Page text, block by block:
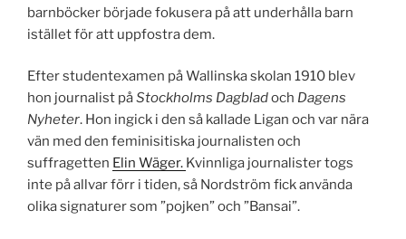
barnböcker började fokusera på att underhålla barn
istället för att uppfostra dem.
Efter studentexamen på Wallinska skolan 1910 blev
hon journalist påStockholms Dagbladoch Dagens
Nyheter. Hon ingick i den så kallade Ligan och var nära
vän med den feminisitiska journalisten och
suffragetten Elin Wäger. Kvinnliga journalister togs
inte på allvar förr i tiden, så Nordström fick använda
olika signaturer som ”pojken” och ”Bansai”.